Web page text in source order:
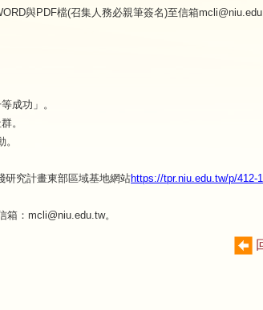
與PDF檔(召集人務必親筆簽名)至信箱
成功」。
。
研究計畫東部區域基地網站https://tpr.niu.edu.tw/p/412-
：mcli@niu.edu.tw。